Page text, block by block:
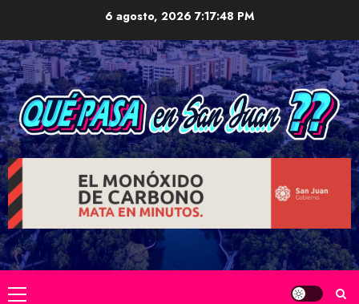
content
6 agosto, 2026 7:17:49 PM
Primary